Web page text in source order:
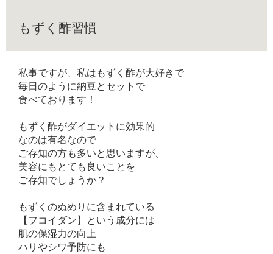
もずく酢習慣
私事ですが、私はもずく酢が大好きで
毎日のように納豆とセットで
食べております！
もずく酢がダイエットに効果的
なのは有名なので
ご存知の方も多いと思いますが、
美容にもとても良いことを
ご存知でしょうか？
もずくのぬめりに含まれている
【フコイダン】という成分には
肌の保湿力の向上
ハリやシワ予防にも